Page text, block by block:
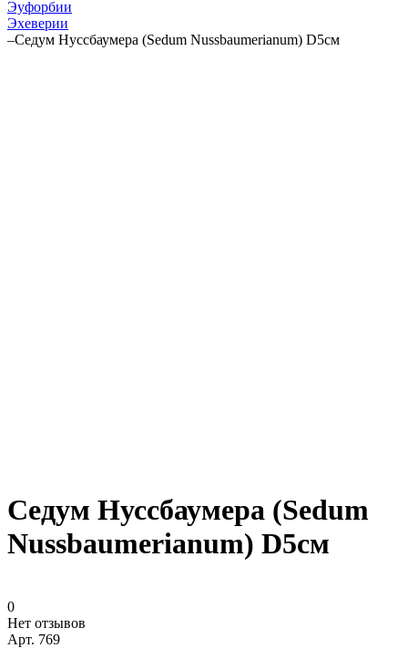
Эуфорбии
Эхеверии
–Седум Нуссбаумера (Sedum Nussbaumerianum) D5см
Седум Нуссбаумера (Sedum
Nussbaumerianum) D5см
0
Нет отзывов
Арт. 769